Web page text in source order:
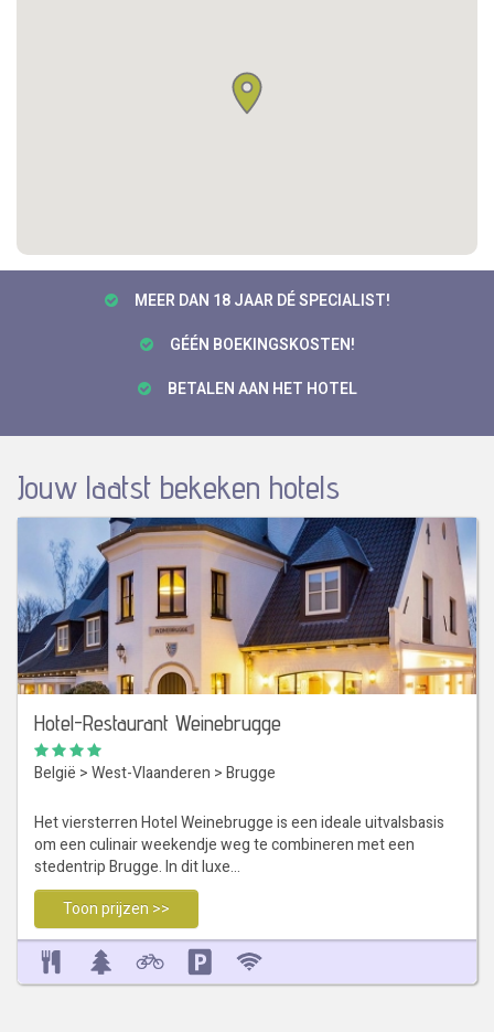
MEER DAN 18 JAAR DÉ SPECIALIST!
GÉÉN BOEKINGSKOSTEN!
BETALEN AAN HET HOTEL
Jouw laatst bekeken hotels
Hotel-Restaurant Weinebrugge
België >West-Vlaanderen >Brugge
Het viersterren Hotel Weinebrugge is een ideale uitvalsbasis
om een culinair weekendje weg te combineren met een
stedentrip Brugge. In dit luxe…
Toon prijzen >>